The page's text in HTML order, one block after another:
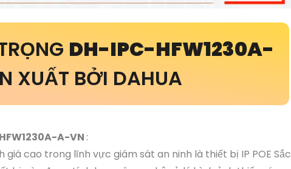
DH-IPC-HFW1230A-
XUẤT BỞI DAHUA
A-VN :
cao trong lĩnh vực giám sát an ninh là thiết bị IP POE Sắc